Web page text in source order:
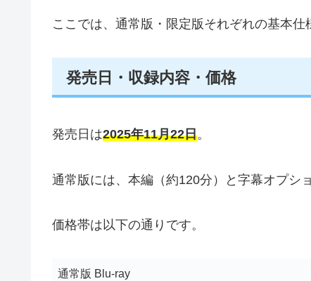
ここでは、通常版・限定版それぞれの基本仕
発売日・収録内容・価格
発売日は2025年11月22日。
通常版には、本編（約120分）と字幕オプショ
価格帯は以下の通りです。
通常版 Blu‑ray